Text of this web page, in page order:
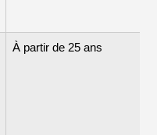
À partir de 25 ans